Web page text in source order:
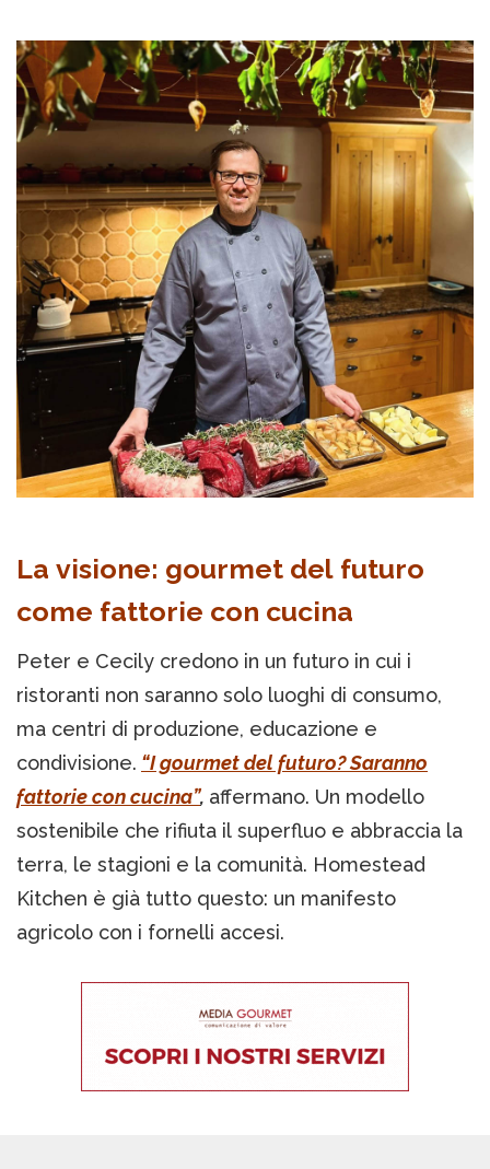
La visione: gourmet del futuro
come fattorie con cucina
Peter e Cecily credono in un futuro in cui i
ristoranti non saranno solo luoghi di consumo,
ma centri di produzione, educazione e
condivisione. “I gourmet del futuro? Saranno
fattorie con cucina”, affermano. Un modello
sostenibile che rifiuta il superfluo e abbraccia la
terra, le stagioni e la comunità. Homestead
Kitchen è già tutto questo: un manifesto
agricolo con i fornelli accesi.